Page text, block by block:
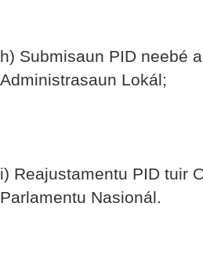
h) Submisaun PID neebé
Administrasaun Lokál;
i) Reajustamentu PID tuir
Parlamentu Nasionál.